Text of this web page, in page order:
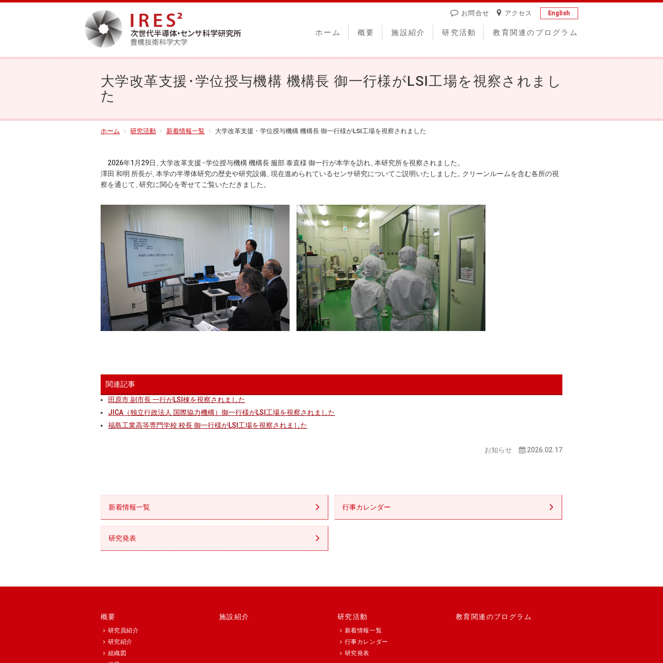
ホーム 概要 施設紹介 研究活動 教育関連のプログラム
お問合せ アクセス English
大学改革支援・学位授与機構 機構長 御一行様がLSI工場を視察されまし
た
ホーム 研究活動 新着情報一覧 大学改革支援・学位授与機構 機構長 御一行様がLSI工場を視察されました
2026年1月29日 大学改革支援・学位授与機構 機構長 服部 泰直様 御一行が本学を訪れ、本研究所を視察されました 。
澤田 和明 所長が 、本学の半導体研究の歴史や研究設備 現在進められているセンサ研究についてご説明いたしました 。 クリーンルームを含む各所の視
察を通じて
、研究に関心を寄せてご覧いただきました 。
関連記事
田原市 副市長 一行がLSI棟を視察されました
JICA（独立行政法人 国際協力機構）御一行様がLSI工場を視察されました
福島工業高等専門学校 校長 御一行様がLSI工場を視察されました
お知らせ 2026.02.17
新着情報一覧 行事カレンダー
研究発表
概要
研究員紹介
研究紹介
組織図
施設紹介 研究活動
新着情報一覧
行事カレンダー
研究発表
教育関連のプログラム